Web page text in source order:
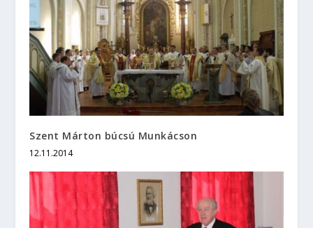
Szent Márton búcsú Munkácson
12.11.2014